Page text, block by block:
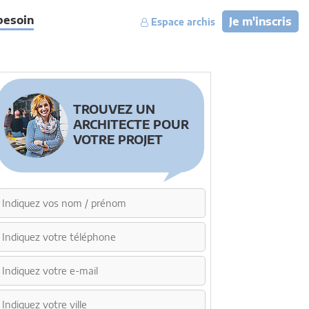
Je m'inscris
Espace archis
TROUVEZ UN
ARCHITECTE POUR
VOTRE PROJET